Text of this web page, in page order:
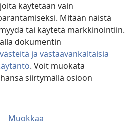
käytetään vain
Mitään näistä
tai käytetä markkinointiin.
dokumentin
ja vastaavankaltaisia
. Voit muokata
siirtymällä osioon
Muokkaa